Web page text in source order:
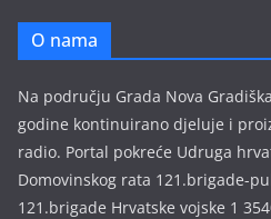
e
s
i
j
a
O nama
Na području Grada Nova
godine kontinuirano djeluje i
radio. Portal pokreće Udruga
Domovinskog rata 121.brigade-
121.brigade Hrvatske vojske 1